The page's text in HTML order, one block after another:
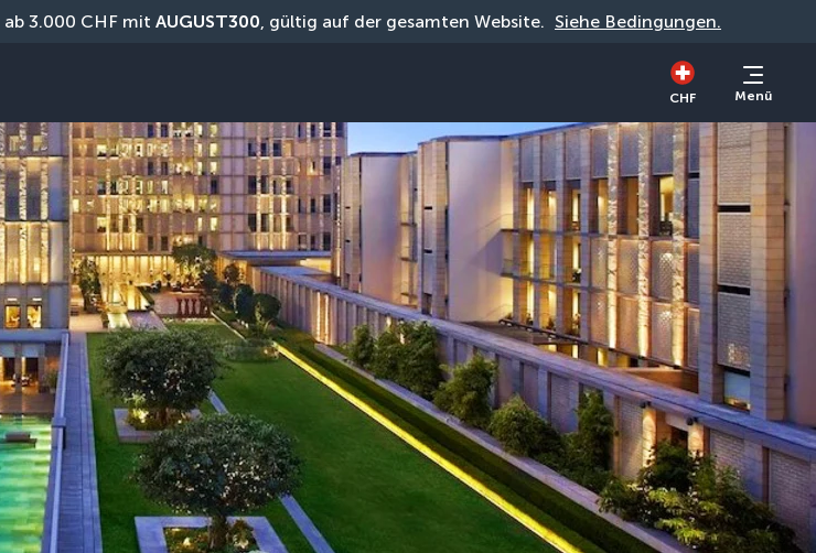
ab 3.000 CHF mit AUGUST300, gültig auf der gesamten Website. Siehe Bedingungen.
CHF Menü